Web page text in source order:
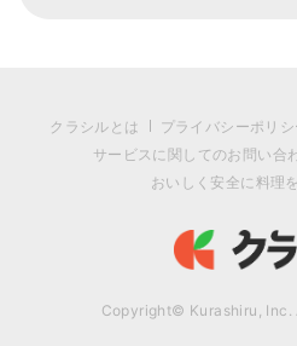
クラシルとは プライバシーポリシ
サービスに関してのお問い合
おいしく安全に料理
Copyright© Kurashiru, Inc.